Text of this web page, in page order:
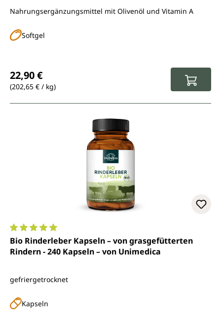
Nahrungsergänzungsmittel mit Olivenöl und Vitamin A
Softgel
22,90 €
(202,65 € / kg)
Durchschnittliche Bewertung von 5 von 5 Sternen
Bio Rinderleber Kapseln – von grasgefütterten
Rindern - 240 Kapseln – von Unimedica
gefriergetrocknet
Kapseln